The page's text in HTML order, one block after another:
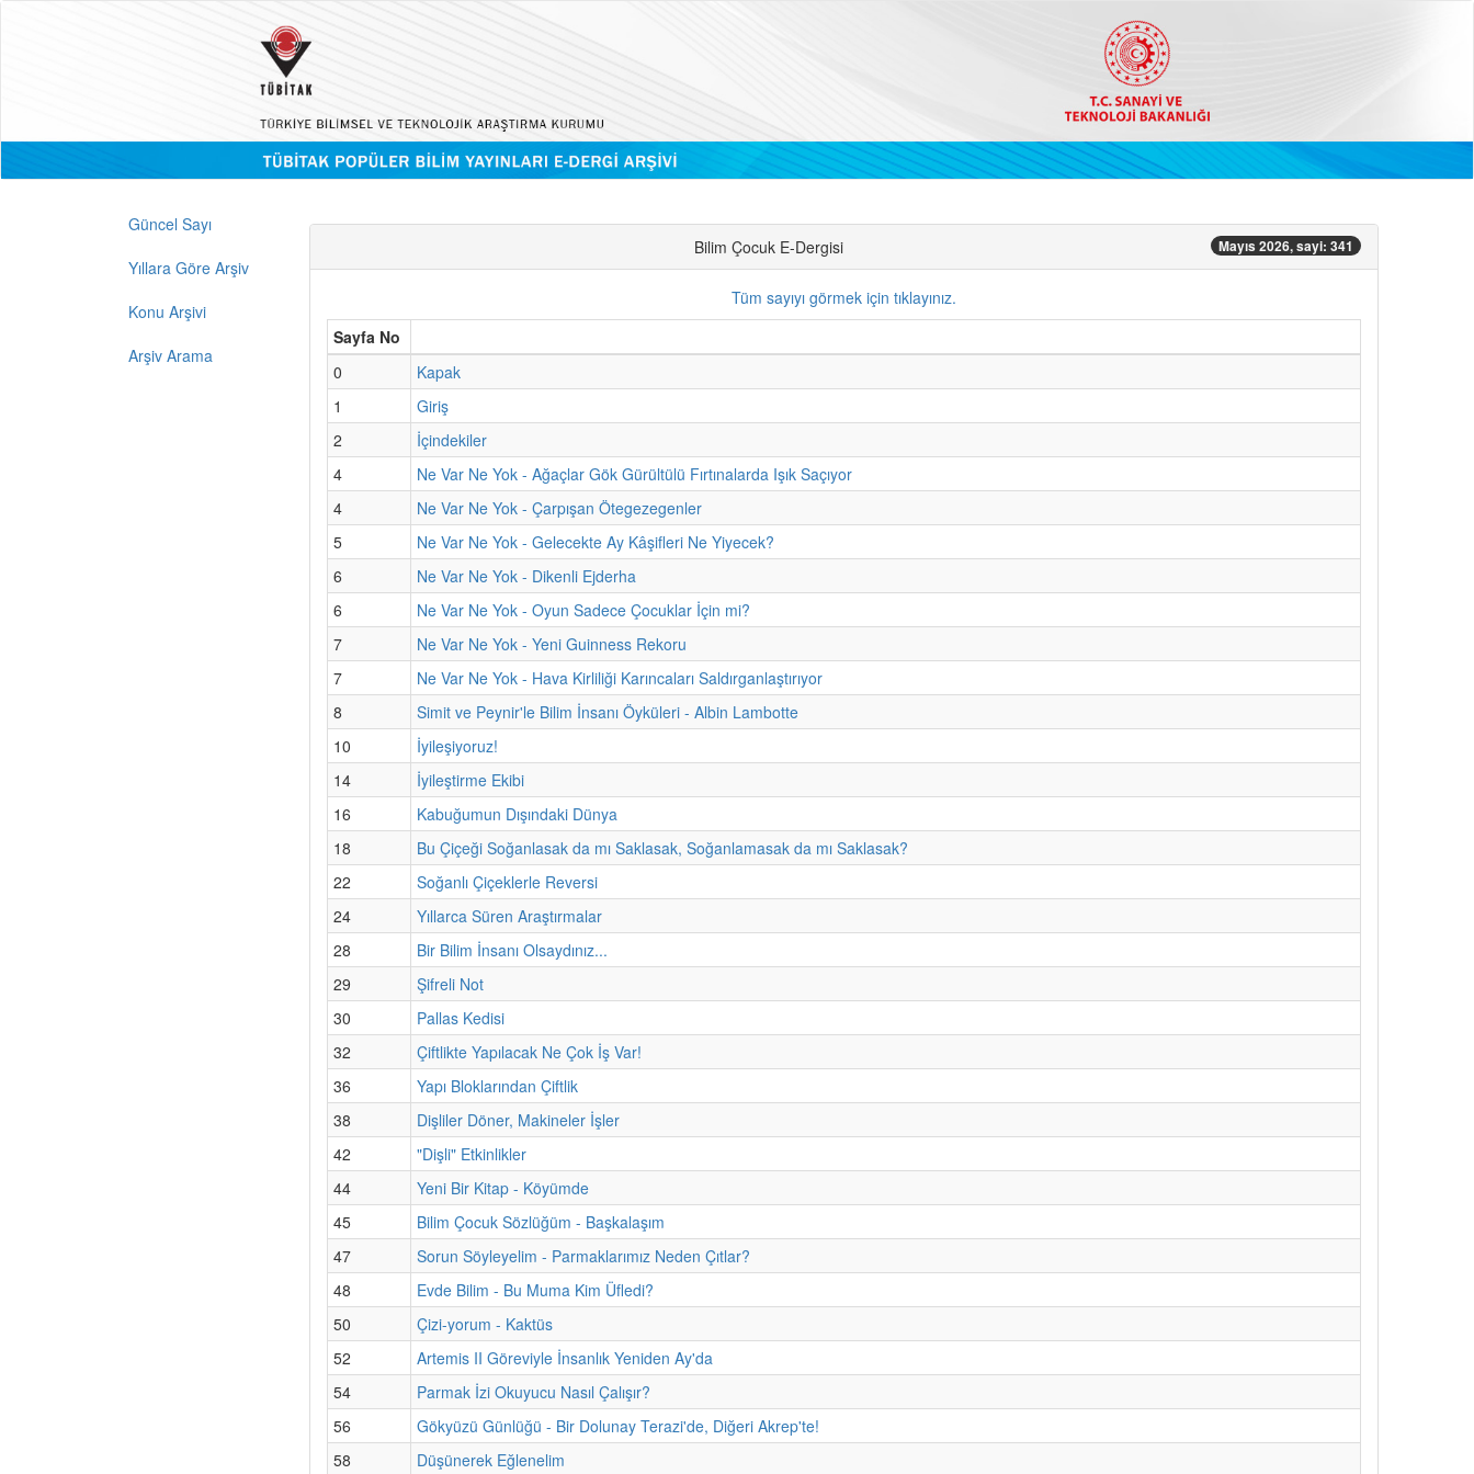
Güncel Sayı
Yıllara Göre Arşiv
Konu Arşivi
Arşiv Arama
Bilim Çocuk E-Dergisi Mayıs 2026, sayi: 341
Tüm sayıyı görmek için tıklayınız.
Sayfa No
0
Kapak
1
Giriş
2
İçindekiler
4
Ne Var Ne Yok - Ağaçlar Gök Gürültülü Fırtınalarda Işık Saçıyor
4
Ne Var Ne Yok - Çarpışan Ötegezegenler
5
Ne Var Ne Yok - Gelecekte Ay Kâşifleri Ne Yiyecek?
6
Ne Var Ne Yok - Dikenli Ejderha
6
Ne Var Ne Yok - Oyun Sadece Çocuklar İçin mi?
7
Ne Var Ne Yok - Yeni Guinness Rekoru
7
Ne Var Ne Yok - Hava Kirliliği Karıncaları Saldırganlaştırıyor
8
Simit ve Peynir'le Bilim İnsanı Öyküleri - Albin Lambotte
10
İyileşiyoruz!
14
İyileştirme Ekibi
16
Kabuğumun Dışındaki Dünya
18
Bu Çiçeği Soğanlasak da mı Saklasak, Soğanlamasak da mı Saklasak?
22
Soğanlı Çiçeklerle Reversi
24
Yıllarca Süren Araştırmalar
28
Bir Bilim İnsanı Olsaydınız...
29
Şifreli Not
30
Pallas Kedisi
32
Çiftlikte Yapılacak Ne Çok İş Var!
36
Yapı Bloklarından Çiftlik
38
Dişliler Döner, Makineler İşler
42
"Dişli" Etkinlikler
44
Yeni Bir Kitap - Köyümde
45
Bilim Çocuk Sözlüğüm - Başkalaşım
47
Sorun Söyleyelim - Parmaklarımız Neden Çıtlar?
48
Evde Bilim - Bu Muma Kim Üfledi?
50
Çizi-yorum - Kaktüs
52
Artemis II Göreviyle İnsanlık Yeniden Ay'da
54
Parmak İzi Okuyucu Nasıl Çalışır?
56
Gökyüzü Günlüğü - Bir Dolunay Terazi'de, Diğeri Akrep'te!
58
Düşünerek Eğlenelim